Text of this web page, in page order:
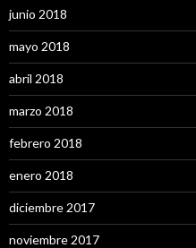
junio 2018
mayo 2018
abril 2018
marzo 2018
febrero 2018
enero 2018
diciembre 2017
noviembre 2017